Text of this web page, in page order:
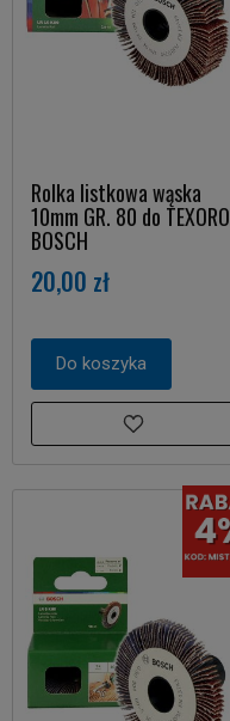
Rolka listkowa wąska
10mm GR. 80 do TEXORO
BOSCH
20,00 zł
Do koszyka